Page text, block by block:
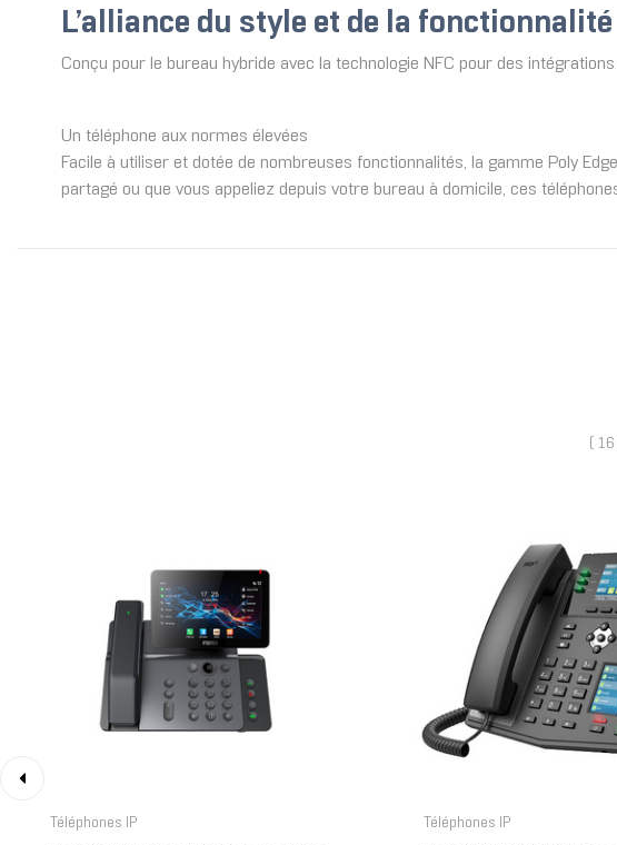
L’alliance du style et de la fonctionnalité
Conçu pour le bureau hybride avec la technologie NFC pour des
Un téléphone aux normes élevées
Facile à utiliser et dotée de nombreuses fonctionnalités, la gamme Poly
partagé ou que vous appeliez depuis votre bureau à domicile, ces
(
Téléphones IP Téléphones IP